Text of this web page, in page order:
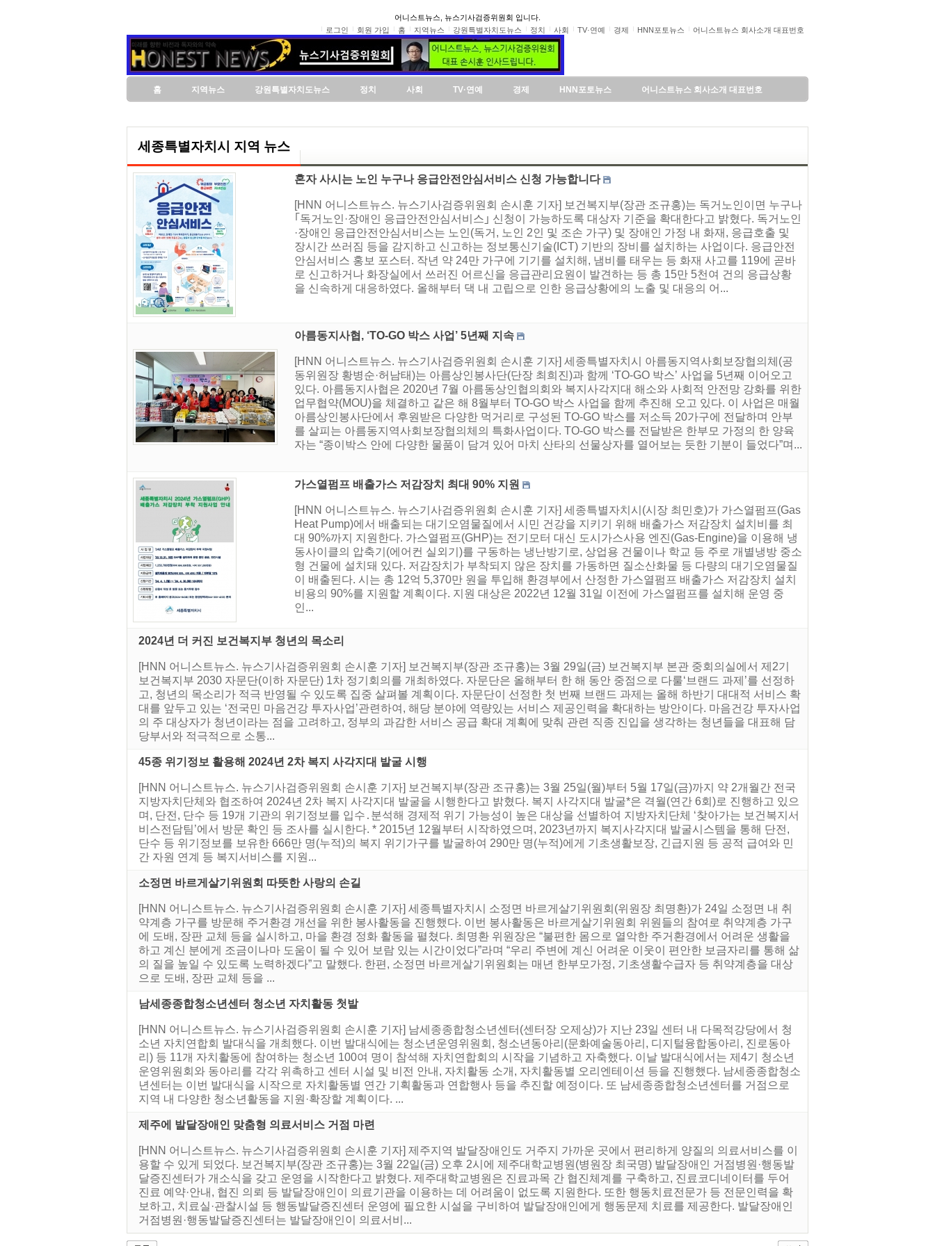
어니스트뉴스, 뉴스기사검증위원회 입니다.
로그인
회원 가입 홈 지역뉴스 강원특별자치도뉴스 정치 사회 TV·연예 경제 HNN포토뉴스 어니스트뉴스 회사소개 대표번호
홈 지역뉴스 강원특별자치도뉴스 정치 사회 TV·연예 경제 HNN포토뉴스 어니스트뉴스 회사소개 대표번호
세종특별자치시 지역 뉴스
혼자 사시는 노인 누구나 응급안전안심서비스 신청 가능합니다
[HNN 어니스트뉴스. 뉴스기사검증위원회 손시훈 기자] 보건복지부(장관 조규홍)는 독거노인이면 누구나
｢독거노인·장애인 응급안전안심서비스｣ 신청이 가능하도록 대상자 기준을 확대한다고 밝혔다. 독거노인
·장애인 응급안전안심서비스는 노인(독거, 노인 2인 및 조손 가구) 및 장애인 가정 내 화재, 응급호출 및
장시간 쓰러짐 등을 감지하고 신고하는 정보통신기술(ICT) 기반의 장비를 설치하는 사업이다. 응급안전
안심서비스 홍보 포스터. 작년 약 24만 가구에 기기를 설치해, 냄비를 태우는 등 화재 사고를 119에 곧바
로 신고하거나 화장실에서 쓰러진 어르신을 응급관리요원이 발견하는 등 총 15만 5천여 건의 응급상황
을 신속하게 대응하였다. 올해부터 댁 내 고립으로 인한 응급상황에의 노출 및 대응의 어...
아름동지사협, ‘TO-GO 박스 사업’ 5년째 지속
[HNN 어니스트뉴스. 뉴스기사검증위원회 손시훈 기자] 세종특별자치시 아름동지역사회보장협의체(공
동위원장 황병순·허남태)는 아름상인봉사단(단장 최희진)과 함께 ‘TO-GO 박스’ 사업을 5년째 이어오고
있다. 아름동지사협은 2020년 7월 아름동상인협의회와 복지사각지대 해소와 사회적 안전망 강화를 위한
업무협약(MOU)을 체결하고 같은 해 8월부터 TO-GO 박스 사업을 함께 추진해 오고 있다. 이 사업은 매월
아름상인봉사단에서 후원받은 다양한 먹거리로 구성된 TO-GO 박스를 저소득 20가구에 전달하며 안부
를 살피는 아름동지역사회보장협의체의 특화사업이다. TO-GO 박스를 전달받은 한부모 가정의 한 양육
자는 “종이박스 안에 다양한 물품이 담겨 있어 마치 산타의 선물상자를 열어보는 듯한 기분이 들었다”며...
가스열펌프 배출가스 저감장치 최대 90% 지원
[HNN 어니스트뉴스. 뉴스기사검증위원회 손시훈 기자] 세종특별자치시(시장 최민호)가 가스열펌프(Gas
Heat Pump)에서 배출되는 대기오염물질에서 시민 건강을 지키기 위해 배출가스 저감장치 설치비를 최
대 90%까지 지원한다. 가스열펌프(GHP)는 전기모터 대신 도시가스사용 엔진(Gas-Engine)을 이용해 냉
동사이클의 압축기(에어컨 실외기)를 구동하는 냉난방기로, 상업용 건물이나 학교 등 주로 개별냉방 중소
형 건물에 설치돼 있다. 저감장치가 부착되지 않은 장치를 가동하면 질소산화물 등 다량의 대기오염물질
이 배출된다. 시는 총 12억 5,370만 원을 투입해 환경부에서 산정한 가스열펌프 배출가스 저감장치 설치
비용의 90%를 지원할 계획이다. 지원 대상은 2022년 12월 31일 이전에 가스열펌프를 설치해 운영 중
인...
2024년 더 커진 보건복지부 청년의 목소리
[HNN 어니스트뉴스. 뉴스기사검증위원회 손시훈 기자] 보건복지부(장관 조규홍)는 3월 29일(금) 보건복지부 본관 중회의실에서 제2기
보건복지부 2030 자문단(이하 자문단) 1차 정기회의를 개최하였다. 자문단은 올해부터 한 해 동안 중점으로 다룰‘브랜드 과제’를 선정하
고, 청년의 목소리가 적극 반영될 수 있도록 집중 살펴볼 계획이다. 자문단이 선정한 첫 번째 브랜드 과제는 올해 하반기 대대적 서비스 확
대를 앞두고 있는 ‘전국민 마음건강 투자사업’관련하여, 해당 분야에 역량있는 서비스 제공인력을 확대하는 방안이다. 마음건강 투자사업
의 주 대상자가 청년이라는 점을 고려하고, 정부의 과감한 서비스 공급 확대 계획에 맞춰 관련 직종 진입을 생각하는 청년들을 대표해 담
당부서와 적극적으로 소통...
45종 위기정보 활용해 2024년 2차 복지 사각지대 발굴 시행
[HNN 어니스트뉴스. 뉴스기사검증위원회 손시훈 기자] 보건복지부(장관 조규홍)는 3월 25일(월)부터 5월 17일(금)까지 약 2개월간 전국
지방자치단체와 협조하여 2024년 2차 복지 사각지대 발굴을 시행한다고 밝혔다. 복지 사각지대 발굴*은 격월(연간 6회)로 진행하고 있으
며, 단전, 단수 등 19개 기관의 위기정보를 입수․분석해 경제적 위기 가능성이 높은 대상을 선별하여 지방자치단체 ‘찾아가는 보건복지서
비스전담팀’에서 방문 확인 등 조사를 실시한다. * 2015년 12월부터 시작하였으며, 2023년까지 복지사각지대 발굴시스템을 통해 단전,
단수 등 위기정보를 보유한 666만 명(누적)의 복지 위기가구를 발굴하여 290만 명(누적)에게 기초생활보장, 긴급지원 등 공적 급여와 민
간 자원 연계 등 복지서비스를 지원...
소정면 바르게살기위원회 따뜻한 사랑의 손길
[HNN 어니스트뉴스. 뉴스기사검증위원회 손시훈 기자] 세종특별자치시 소정면 바르게살기위원회(위원장 최명환)가 24일 소정면 내 취
약계층 가구를 방문해 주거환경 개선을 위한 봉사활동을 진행했다. 이번 봉사활동은 바르게살기위원회 위원들의 참여로 취약계층 가구
에 도배, 장판 교체 등을 실시하고, 마을 환경 정화 활동을 펼쳤다. 최명환 위원장은 “불편한 몸으로 열악한 주거환경에서 어려운 생활을
하고 계신 분에게 조금이나마 도움이 될 수 있어 보람 있는 시간이었다”라며 “우리 주변에 계신 어려운 이웃이 편안한 보금자리를 통해 삶
의 질을 높일 수 있도록 노력하겠다”고 말했다. 한편, 소정면 바르게살기위원회는 매년 한부모가정, 기초생활수급자 등 취약계층을 대상
으로 도배, 장판 교체 등을 ...
남세종종합청소년센터 청소년 자치활동 첫발
[HNN 어니스트뉴스. 뉴스기사검증위원회 손시훈 기자] 남세종종합청소년센터(센터장 오제상)가 지난 23일 센터 내 다목적강당에서 청
소년 자치연합회 발대식을 개최했다. 이번 발대식에는 청소년운영위원회, 청소년동아리(문화예술동아리, 디지털융합동아리, 진로동아
리) 등 11개 자치활동에 참여하는 청소년 100여 명이 참석해 자치연합회의 시작을 기념하고 자축했다. 이날 발대식에서는 제4기 청소년
운영위원회와 동아리를 각각 위촉하고 센터 시설 및 비전 안내, 자치활동 소개, 자치활동별 오리엔테이션 등을 진행했다. 남세종종합청소
년센터는 이번 발대식을 시작으로 자치활동별 연간 기획활동과 연합행사 등을 추진할 예정이다. 또 남세종종합청소년센터를 거점으로
지역 내 다양한 청소년활동을 지원·확장할 계획이다. ...
제주에 발달장애인 맞춤형 의료서비스 거점 마련
[HNN 어니스트뉴스. 뉴스기사검증위원회 손시훈 기자] 제주지역 발달장애인도 거주지 가까운 곳에서 편리하게 양질의 의료서비스를 이
용할 수 있게 되었다. 보건복지부(장관 조규홍)는 3월 22일(금) 오후 2시에 제주대학교병원(병원장 최국명) 발달장애인 거점병원·행동발
달증진센터가 개소식을 갖고 운영을 시작한다고 밝혔다. 제주대학교병원은 진료과목 간 협진체계를 구축하고, 진료코디네이터를 두어
진료 예약·안내, 협진 의뢰 등 발달장애인이 의료기관을 이용하는 데 어려움이 없도록 지원한다. 또한 행동치료전문가 등 전문인력을 확
보하고, 치료실·관찰시설 등 행동발달증진센터 운영에 필요한 시설을 구비하여 발달장애인에게 행동문제 치료를 제공한다. 발달장애인
거점병원·행동발달증진센터는 발달장애인이 의료서비...